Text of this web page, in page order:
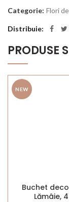
Categorie: Flori
Distribuie
PRODUSE
NEW
Buchet
Lămâie,